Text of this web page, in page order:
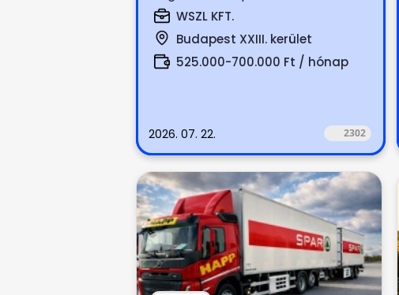
automatákból szelektív hulladék...
WSZL KFT.
Budapest XXIII. kerület
525.000-700.000 Ft / hónap
2026. 07. 22. 2302